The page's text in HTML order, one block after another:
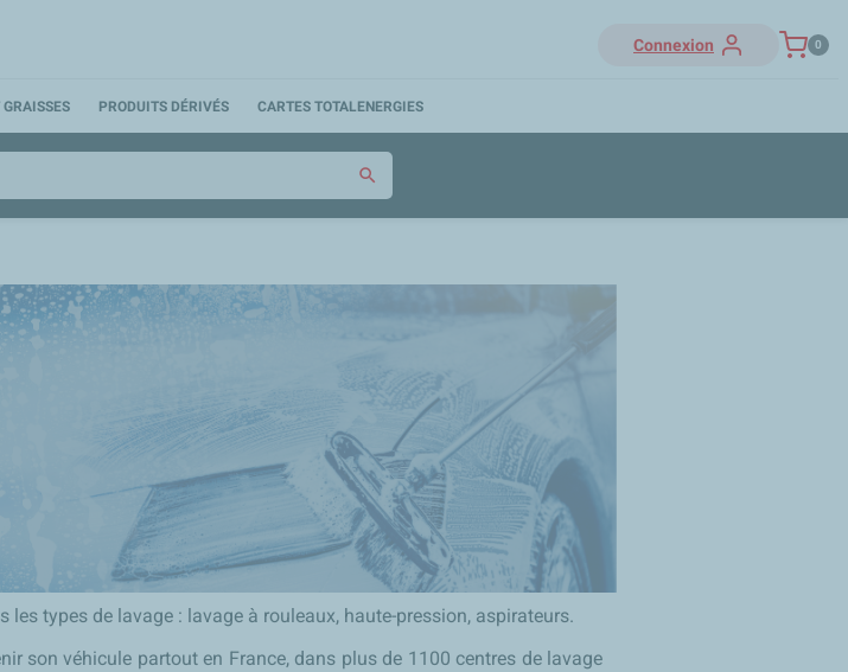
Connexion 0
PRODUITS DÉRIVÉS CARTES TOTALENERGIES
search
types de lavage : lavage à rouleaux, haute-pression, aspirateurs.
son véhicule partout en France, dans plus de 1100 centres de lavage